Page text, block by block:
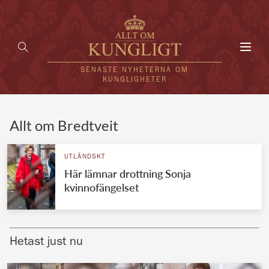
SENASTE NYHETERNA OM
KUNGLIGHETER
UTLÄNDSKT
VÄRLDENS KUNGAHUS
Brittiska kungahuset
Allt om Bredtveit
UTLÄNDSKT
Här lämnar drottning Sonja
kvinnofängelset
Hetast just nu